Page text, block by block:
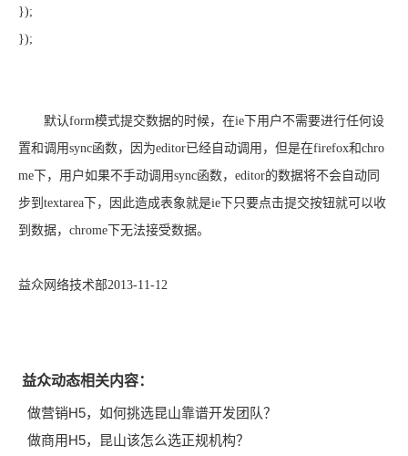
});
});
默认form模式提交数据的时候，在ie下用户不需要进行任何设
置和调用sync函数，因为editor已经自动调用，但是在firefox和chro
me下，用户如果不手动调用sync函数，editor的数据将不会自动同
步到textarea下，因此造成表象就是ie下只要点击提交按钮就可以收
到数据，chrome下无法接受数据。
益众网络技术部2013-11-12
益众动态相关内容：
做营销H5，如何挑选昆山靠谱开发团队？
做商用H5，昆山该怎么选正规机构？